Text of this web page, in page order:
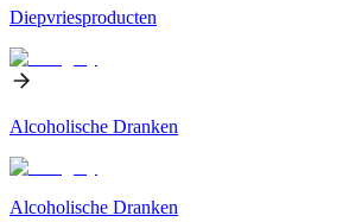
Diepvriesproducten
Alcoholische Dranken
Alcoholische Dranken